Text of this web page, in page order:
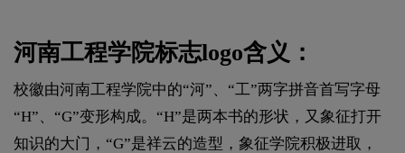
河南工程学院标志logo含义：
校徽由河南工程学院中的“河”、“工”两字拼音首写字母
“H”、“G”变形构成。“H”是两本书的形状，又象征打开
知识的大门，“G”是祥云的造型，象征学院积极进取，